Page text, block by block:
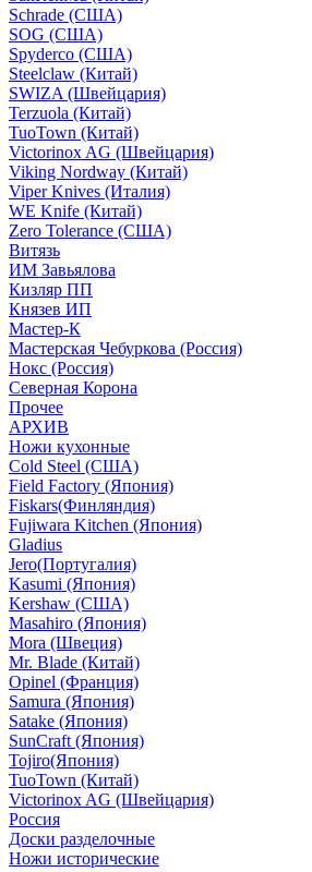
Schrade (США)
SOG (США)
Spyderco (США)
Steelclaw (Китай)
SWIZA (Швейцария)
Terzuola (Китай)
TuoTown (Китай)
Victorinox AG (Швейцария)
Viking Nordway (Китай)
Viper Knives (Италия)
WE Knife (Китай)
Zero Tolerance (США)
Витязь
ИМ Завьялова
Кизляр ПП
Князев ИП
Мастер-К
Мастерская Чебуркова (Россия)
Нокс (Россия)
Северная Корона
Прочее
АРХИВ
Ножи кухонные
Cold Steel (США)
Field Factory (Япония)
Fiskars(Финляндия)
Fujiwara Kitchen (Япония)
Gladius
Jero(Португалия)
Kasumi (Япония)
Kershaw (США)
Masahiro (Япония)
Mora (Швеция)
Mr. Blade (Китай)
Opinel (Франция)
Samura (Япония)
Satake (Япония)
SunCraft (Япония)
Tojiro(Япония)
TuoTown (Китай)
Victorinox AG (Швейцария)
Россия
Доски разделочные
Ножи исторические